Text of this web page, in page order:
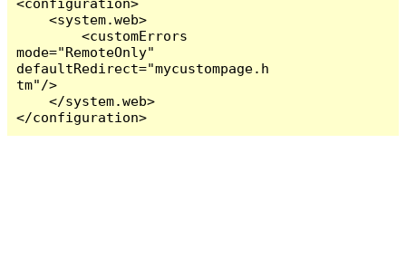
<configuration>
    <system.web>
        <customErrors
mode="RemoteOnly"
defaultRedirect="mycustompage.h
tm"/>
    </system.web>
</configuration>